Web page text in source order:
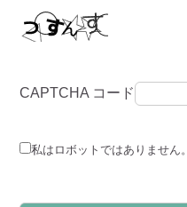
CAPTCHA コード
私はロボットではありません。